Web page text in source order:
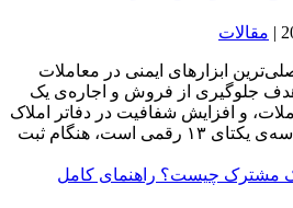
| مقالات
ابزارهای ایمنی در معاملات
جلوگیری از فروش و اجاره‌ی یک
و افزایش شفافیت در دفاتر املاک
ایجاد شد. این کد که یک شناسه‌ی یکتای ۱۳ رقمی است، هنگام ثبت